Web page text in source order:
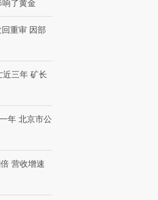
了黄金
重审 因部
近三年 矿长
年 北京市公
营收增速